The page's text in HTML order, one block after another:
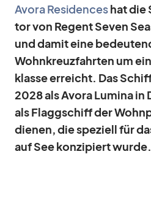
Avora Re­si­den­ceshat die
tor von Re­gent Se­ven
und da­mit eine
Wohn­kreuz­fahr­ten um
klasse er­reicht. Das
2028 als Avora Lu­mina
als Flagg­schiff der
die­nen, die spe­zi­ell für
auf See kon­zi­piert wurde.